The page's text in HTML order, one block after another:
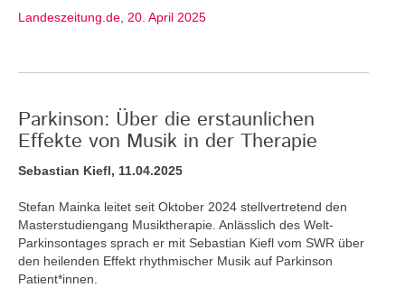
Landeszeitung.de, 20. April 2025
Parkinson: Über die erstaunlichen
Effekte von Musik in der Therapie
Sebastian Kiefl, 11.04.2025
Stefan Mainka leitet seit Oktober 2024 stellvertretend den
Masterstudiengang Musiktherapie. Anlässlich des Welt-
Parkinsontages sprach er mit Sebastian Kiefl vom SWR über
den heilenden Effekt rhythmischer Musik auf Parkinson
Patient*innen.